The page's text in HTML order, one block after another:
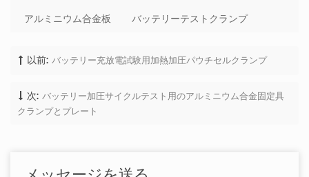
アルミニウム合金板 バッテリーテストクランプ
以前: バッテリー充放電試験用加熱加圧パウチセルクランプ
次: バッテリー加圧サイクルテスト用のアルミニウム合金固定具
クランプとプレート